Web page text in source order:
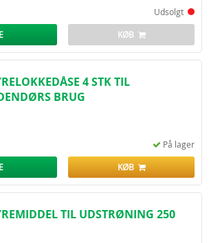
Udsolgt
KØB
4 STK TIL
BRUG
På lager
KØB
TIL UDSTRØNING 250